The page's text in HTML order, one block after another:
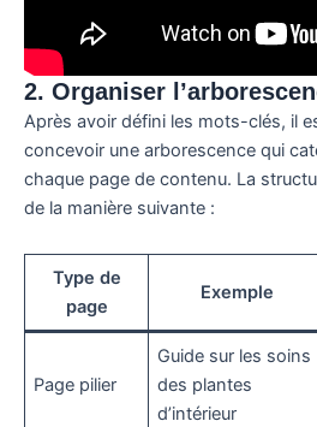
2. Organiser
Après avoir défini les mots-clés, il
concevoir une arborescence qui
chaque page de contenu. La
de la manière suivante :
Type de
page
Exemple
Page pilier
Guide sur les soins
des plantes
d’intérieur